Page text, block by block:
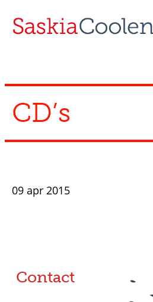
content
CD’s
09 apr 2015
Contact